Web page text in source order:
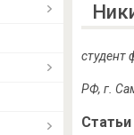
студент
РФ, г.